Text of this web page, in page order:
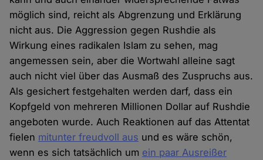
möglich sind, reicht als Abgrenzung und Erklärung
nicht aus. Die Aggression gegen Rushdie als
Wirkung eines radikalen Islam zu sehen, mag
angemessen sein, aber die Wortwahl alleine sagt
auch nicht viel über das Ausmaß des Zuspruchs aus.
Als gesichert festgehalten werden darf, dass ein
Kopfgeld von mehreren Millionen Dollar auf Rushdie
angeboten wurde. Auch Reaktionen auf das Attentat
fielen mitunter freudvoll aus und es wäre schön,
wenn es sich tatsächlich um ein paar Ausreißer